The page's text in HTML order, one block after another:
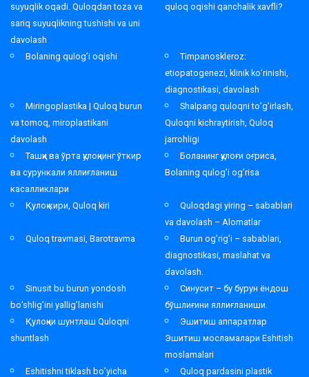
suyuqlik oqadi. Quloqdan toza va
sariq suyuqlikning tushishi va uni
davolash
quloq oqishi qanchalik xavfli?
Bolaning qulog’i oqishi
Timpanoskleroz:
etiopatogenezi, klinik ko’rinishi,
diagnostikasi, davolash
Miringoplastika | Quloq burun
va tomoq, miroplastikani
davolash
Shalpang quloqni to’g’irlash,
Quloqni kichraytirish, Quloq
jarrohligi
Ташқи ва ўрта қулоқнинг ўткир
ва сурункали яллиғланиш
касалликлари
Боланинг қулоғи оғриса,
Bolaning qulog’i og’risa
Қулоқ кири, Quloq kiri
Quloqdagi yiring – sabablari
va davolash – Alomatlar
Quloq travmasi, Barotravma
Burun og’rig’i – sabablari,
diagnostikasi, maslahat va
davolash.
Sinusit bu burun yondosh
bo’shlig’ini yallig’lanishi
Синусит – бу бурун ёндош
бўшлиғини яллиғланиши.
Қулоқни шунтлаш Quloqni
shuntlash
Эшитиш аппаратлар
Эшитиш мосламалари Eshitish
moslamalari
Eshitishni tiklash bo’yicha
Quloq pardasini plastik